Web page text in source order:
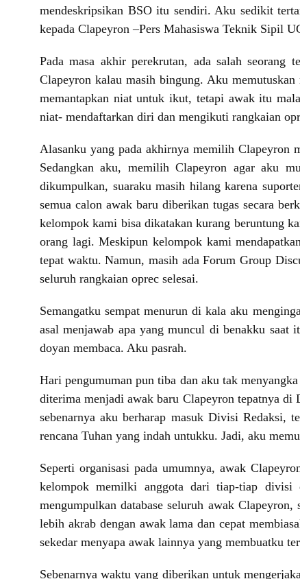
mendeskripsikan BSO itu sendiri. Aku sedikit
kepada Clapeyron –Pers Mahasiswa Teknik Sipil
Pada masa akhir perekrutan, ada salah seorang
Clapeyron kalau masih bingung. Aku
memantapkan niat untuk ikut, tetapi awak itu
niat- mendaftarkan diri dan mengikuti rangkaian
Alasanku yang pada akhirnya memilih Clapeyron
Sedangkan aku, memilih Clapeyron agar aku
dikumpulkan, suaraku masih hilang karena
semua calon awak baru diberikan tugas secara
kelompok kami bisa dikatakan kurang beruntung
orang lagi. Meskipun kelompok kami
tepat waktu. Namun, masih ada Forum Group
seluruh rangkaian oprec selesai.
Semangatku sempat menurun di kala aku
asal menjawab apa yang muncul di benakku saat
doyan membaca. Aku pasrah.
Hari pengumuman pun tiba dan aku tak
diterima menjadi awak baru Clapeyron tepatnya
sebenarnya aku berharap masuk Divisi Redaksi,
rencana Tuhan yang indah untukku. Jadi, aku
Seperti organisasi pada umumnya, awak
kelompok memilki anggota dari tiap-tiap divisi
mengumpulkan database seluruh awak
lebih akrab dengan awak lama dan cepat
sekedar menyapa awak lainnya yang membuatku
Sebenarnya waktu yang diberikan untuk